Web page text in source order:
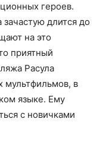
героев.
длится до
на это
приятный
Расула
мультфильмов, в
языке. Ему
с новичками